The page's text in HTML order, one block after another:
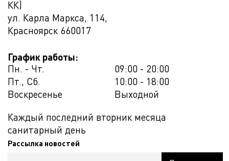
КК)
ул. Карла Маркса, 114,
Красноярск 660017
График работы:
Пн. - Чт.
09:00 - 20:00
Пт., Сб.
10:00 - 18:00
Воскресенье
Выходной
Каждый последний вторник месяца
санитарный день
Рассылка новостей